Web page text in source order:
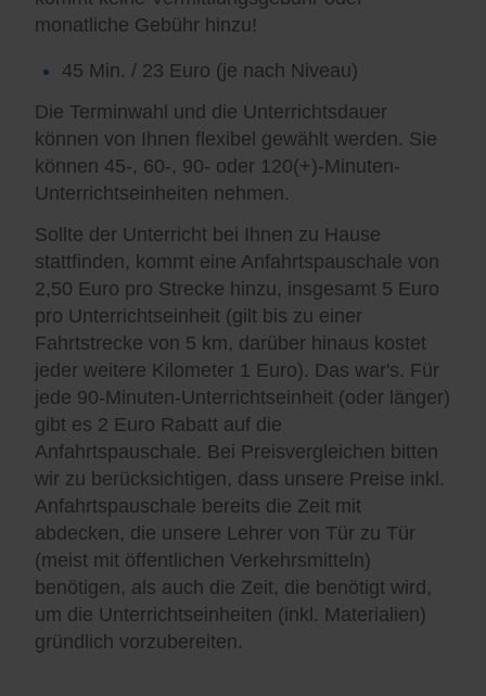
monatliche Gebühr hinzu!
45 Min. / 23 Euro (je nach Niveau)
Die Terminwahl und die Unterrichtsdauer
können von Ihnen flexibel gewählt werden. Sie
können 45-, 60-, 90- oder 120(+)-Minuten-
Unterrichtseinheiten nehmen.
Sollte der Unterricht bei Ihnen zu Hause
stattfinden, kommt eine Anfahrtspauschale von
2,50 Euro pro Strecke hinzu, insgesamt 5 Euro
pro Unterrichtseinheit (gilt bis zu einer
Fahrtstrecke von 5 km, darüber hinaus kostet
jeder weitere Kilometer 1 Euro). Das war's. Für
jede 90-Minuten-Unterrichtseinheit (oder länger)
gibt es 2 Euro Rabatt auf die
Anfahrtspauschale. Bei Preisvergleichen bitten
wir zu berücksichtigen, dass unsere Preise inkl.
Anfahrtspauschale bereits die Zeit mit
abdecken, die unsere Lehrer von Tür zu Tür
(meist mit öffentlichen Verkehrsmitteln)
benötigen, als auch die Zeit, die benötigt wird,
um die Unterrichtseinheiten (inkl. Materialien)
gründlich vorzubereiten.